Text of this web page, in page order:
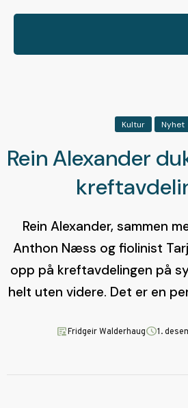
Kultur Nyhet
Rein Alexander
Rein Alexander, sammen
Anthon Næss og fiolinist
opp på kreftavdelingen på
helt uten videre. Det er en
article_personFridgeir Walderhaugschedule1.